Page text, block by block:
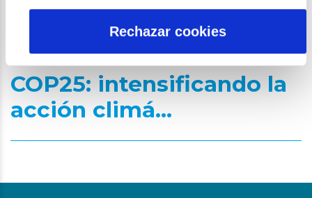
Rechazar cookies
COP25: intensificando la
acción climá...